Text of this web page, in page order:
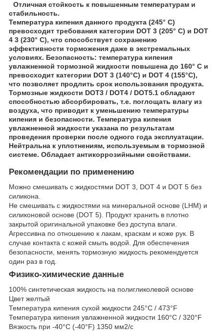
Отличная стойкость к повышенным температурам и
стабильность.
Температура кипения данного продукта (245° C)
превосходит требования категории DOT 3 (205° C) и DOT
4 3 (230° C), что способствует сохранению
эффективности торможения даже в экстремальных
условиях. Безопасность: температура кипения
увлажненной тормозной жидкости повышена до 160° C и
превосходит категории DOT 3 (140°C) и DOT 4 (155°C),
что позволяет продлить срок использования продукта.
Тормозные жидкости DOT3 / DOT4 / DOT5.1 обладают
способностью абсорбировать, т.е. поглощать влагу из
воздуха, что приводит к уменьшению температуры
кипения и безопасности. Температура кипения
увлажненной жидкости указана по результатам
проведения проверки после одного года эксплуатации.
Нейтральна к уплотнениям, используемым в тормозной
системе. Обладает антикоррозийными свойствами.
Рекомендации по применению
Можно смешивать с жидкостями DOT 3, DOT 4 и DOT 5 без
силикона.
Не смешивать с жидкостями на минеральной основе (LHM) и
силиконовой основе (DOT 5). Продукт хранить в плотно
закрытой оригинальной упаковке без доступа влаги.
Агрессивна по отношению к лакам, краскам и коже рук. В
случае контакта с кожей смыть водой. Для обеспечения
безопасности, менять тормозную жидкость рекомендуется
один раз в год.
Физико-химические данные
100% синтетическая жидкость на полигликолевой основе
Цвет желтый
Температура кипения сухой жидкости 245°C / 473°F
Температура кипения увлажненной жидкости 160°C / 320°F
Вязкость при -40°C (-40°F) 1350 мм2/с